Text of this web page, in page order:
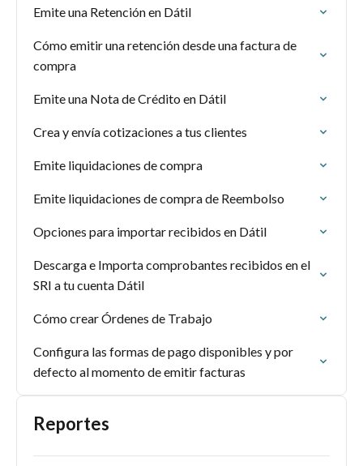
Emite una Retención en Dátil
Cómo emitir una retención desde una factura de
compra
Emite una Nota de Crédito en Dátil
Crea y envía cotizaciones a tus clientes
Emite liquidaciones de compra
Emite liquidaciones de compra de Reembolso
Opciones para importar recibidos en Dátil
Descarga e Importa comprobantes recibidos en el
SRI a tu cuenta Dátil
Cómo crear Órdenes de Trabajo
Configura las formas de pago disponibles y por
defecto al momento de emitir facturas
Reportes